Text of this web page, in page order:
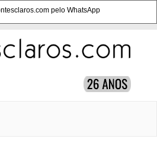
pelo WhatsApp